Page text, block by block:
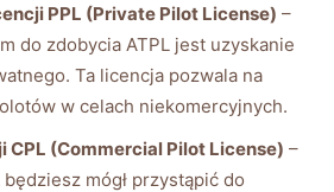
PPL (Private Pilot License) –
do zdobycia ATPL jest uzyskanie
Ta licencja pozwala na
w celach niekomercyjnych.
CPL (Commercial Pilot License) –
mógł przystąpić do